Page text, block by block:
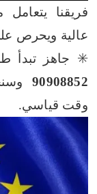
فريقنا
عالية ويحرص
✳️ جاهز تبدأ
90908852
وقت قياسي.